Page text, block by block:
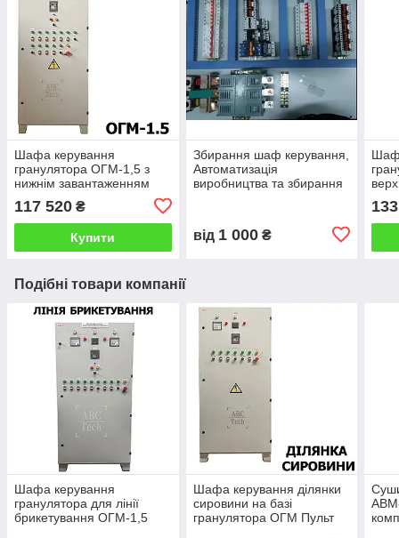
Шафа керування
гранулятора ОГМ-1,5 з
нижнім завантаженням
ОГМ
117 520 ₴
Купити
Збирання шаф керування,
Автоматизація
виробництва та збирання
від 1 000₴
ОГМ
Подібні товари компанії
Шафа керування
гранулятора для лінії
брикетування ОГМ-1,5
Шафа керування ділянки
сировини на базі
гранулятора ОГМ Пульт